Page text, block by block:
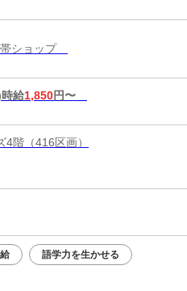
ショップ
給1,850円〜
階（416区画）
語学力を生かせる